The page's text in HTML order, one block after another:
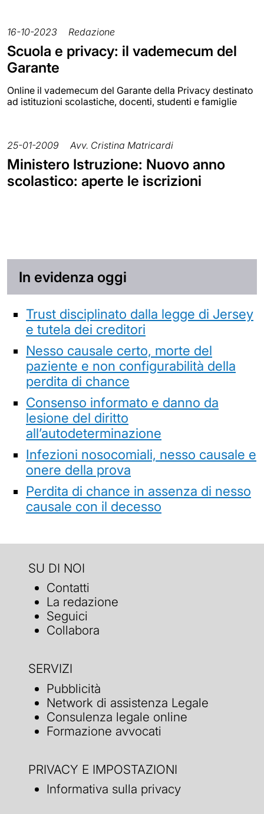
16-10-2023 Redazione
Scuola e privacy: il vademecum del
Garante
Online il vademecum del Garante della Privacy destinato
ad istituzioni scolastiche, docenti, studenti e famiglie
25-01-2009 Avv. Cristina Matricardi
Ministero Istruzione: Nuovo anno
scolastico: aperte le iscrizioni
In evidenza oggi
Trust disciplinato dalla legge di Jersey
e tutela dei creditori
Nesso causale certo, morte del
paziente e non configurabilità della
perdita di chance
Consenso informato e danno da
lesione del diritto
all’autodeterminazione
Infezioni nosocomiali, nesso causale e
onere della prova
Perdita di chance in assenza di nesso
causale con il decesso
SU DI NOI
Contatti
La redazione
Seguici
Collabora
SERVIZI
Pubblicità
Network di assistenza Legale
Consulenza legale online
Formazione avvocati
PRIVACY E IMPOSTAZIONI
Informativa sulla privacy